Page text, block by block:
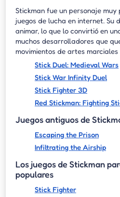
Stickman fue un personaje
juegos de lucha en internet. Su
animar, lo que lo convirtió en
muchos desarrolladores que
movimientos de artes marciales
Stick Duel: Medieval Wars
Stick War Infinity Duel
Stick Fighter 3D
Red Stickman: Fighting
Juegos antiguos de
Escaping the Prison
Infiltrating the Airship
Los juegos de Stickman
populares
Stick Fighter